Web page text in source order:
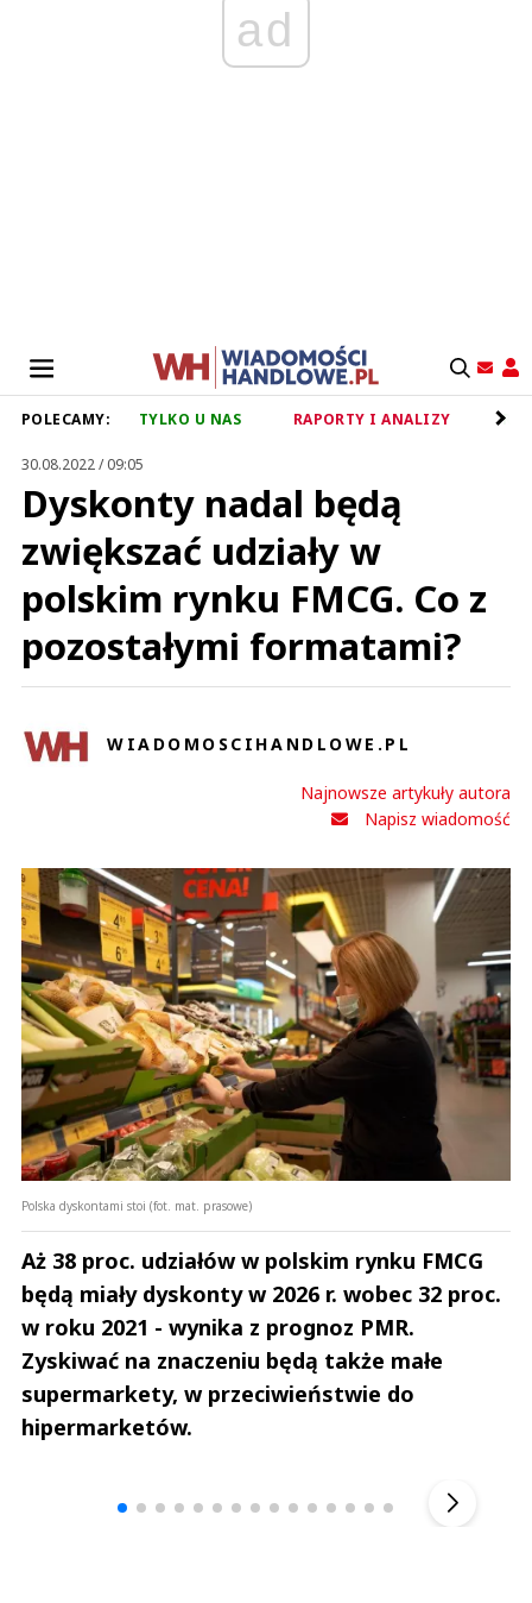
ad
POLECAMY: TYLKO U NAS RAPORTY I ANALIZY
30.08.2022 / 09:05
Dyskonty nadal będą
zwiększać udziały w
polskim rynku FMCG. Co z
pozostałymi formatami?
WIADOMOSCIHANDLOWE.PL
Najnowsze artykuły autora
Napisz wiadomość
Polska dyskontami stoi (fot. mat. prasowe)
Aż 38 proc. udziałów w polskim rynku FMCG
będą miały dyskonty w 2026 r. wobec 32 proc.
w roku 2021 - wynika z prognoz PMR.
Zyskiwać na znaczeniu będą także małe
supermarkety, w przeciwieństwie do
hipermarketów.